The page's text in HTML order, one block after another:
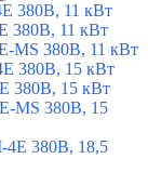
380В, 11 кВт
380В, 11 кВт
MS 380В, 11 кВт
380В, 15 кВт
380В, 15 кВт
MS 380В, 15
4E 380В, 18,5